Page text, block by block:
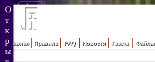
Главная Правила FAQ Новости Газета Файлы